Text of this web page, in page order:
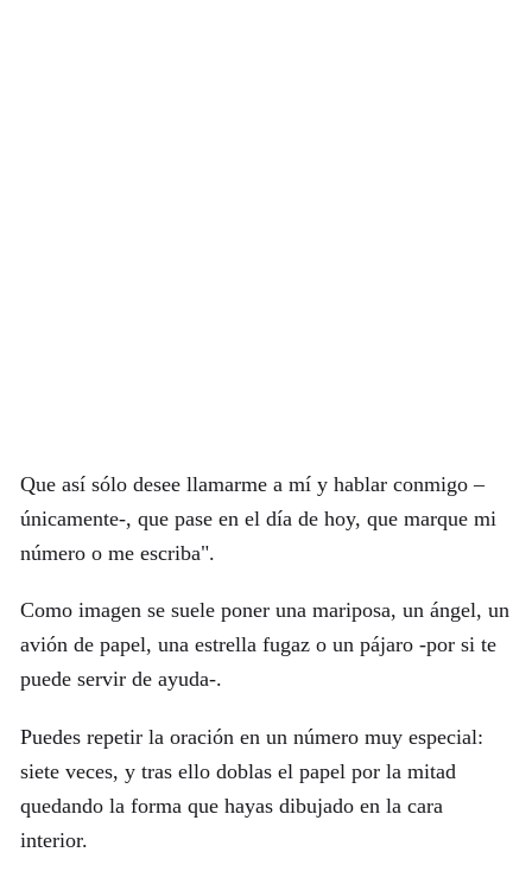
Que así sólo desee llamarme a mí y hablar conmigo –
únicamente-, que pase en el día de hoy, que marque mi
número o me escriba".
Como imagen se suele poner una mariposa, un ángel, un
avión de papel, una estrella fugaz o un pájaro -por si te
puede servir de ayuda-.
Puedes repetir la oración en un número muy especial:
siete veces, y tras ello doblas el papel por la mitad
quedando la forma que hayas dibujado en la cara
interior.